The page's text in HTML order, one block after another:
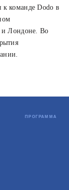
к команде Dodo в
и Лондоне. Во
ПРОГРАММА